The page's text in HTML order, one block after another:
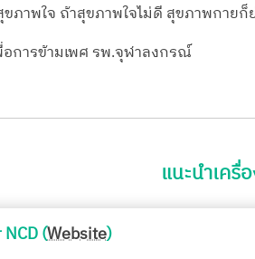
าพใจ ถ้าสุขภาพใจไม่ดี สุขภาพกาย
การข้ามเพศ รพ.จุฬาลงกรณ์
แนะนำเครื่
(Website)